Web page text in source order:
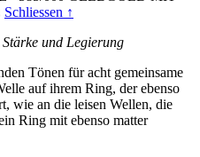
Schliessen ↑
und Legierung
Tönen für acht gemeinsame
auf ihrem Ring, der ebenso
wie an die leisen Wellen, die
Ring mit ebenso matter